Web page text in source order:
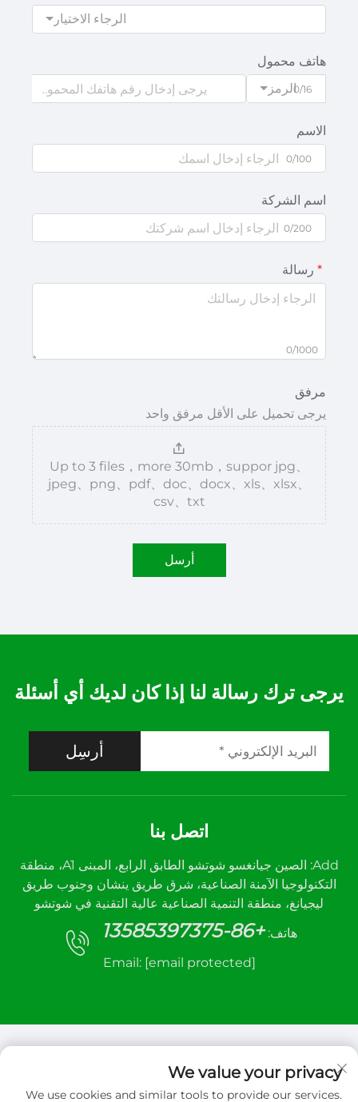
الرجاء الاختيار
هاتف محمول
الرمز0/16
الاسم
0/100
اسم الشركة
0/200
رسالة
0/1000
مرفق
يرجى تحميل على الأقل مرفق واحد
Up to 3 files，more 30mb，suppor jpg、
jpeg、png、pdf、doc、docx、xls、xlsx、
csv、txt
أرسل
يرجى ترك رسالة لنا إذا كان لديك أي أسئلة
أرسِل
اتصل بنا
Add: الصين جيانغسو شوتشو الطابق الرابع، المبنى A1، منطقة
التكنولوجيا الآمنة الصناعية، شرق طريق ينشان وجنوب طريق
ليجيانغ، منطقة التنمية الصناعية عالية التقنية في شوتشو
هاتف: +86-13585397375
Email: [email protected]
We value your privacy
We use cookies and similar tools to provide our services.